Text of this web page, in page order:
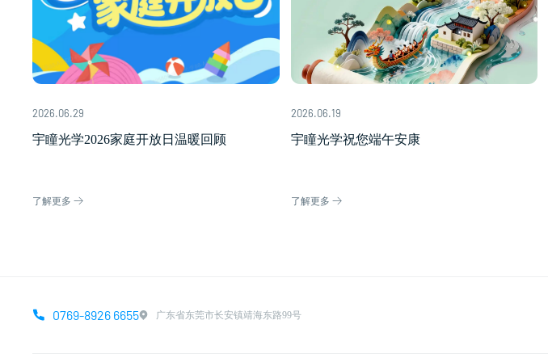
2026.06.29
宇瞳光学2026家庭开放日温暖回顾
了解更多
2026.06.19
宇瞳光学祝您端午安康
了解更多
0769-8926 6655 广东省东莞市长安镇靖海东路99号